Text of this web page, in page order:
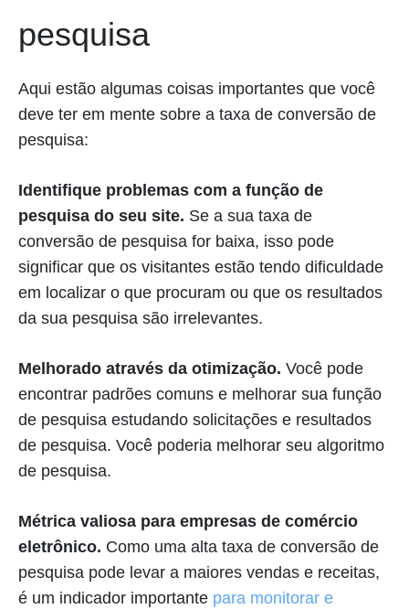
pesquisa
Aqui estão algumas coisas importantes que você
deve ter em mente sobre a taxa de conversão de
pesquisa:
Identifique problemas com a função de
pesquisa do seu site. Se a sua taxa de
conversão de pesquisa for baixa, isso pode
significar que os visitantes estão tendo dificuldade
em localizar o que procuram ou que os resultados
da sua pesquisa são irrelevantes.
Melhorado através da otimização. Você pode
encontrar padrões comuns e melhorar sua função
de pesquisa estudando solicitações e resultados
de pesquisa. Você poderia melhorar seu algoritmo
de pesquisa.
Métrica valiosa para empresas de comércio
eletrônico. Como uma alta taxa de conversão de
pesquisa pode levar a maiores vendas e receitas,
é um indicador importante para monitorar e